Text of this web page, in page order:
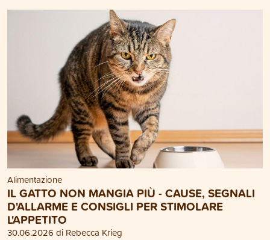
Alimentazione
IL GATTO NON MANGIA PIÙ - CAUSE, SEGNALI
D'ALLARME E CONSIGLI PER STIMOLARE
L'APPETITO
30.06.2026 di Rebecca Krieg